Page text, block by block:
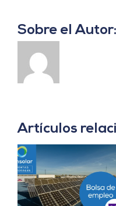
Sobre el Autor:
Artículos
Project
Madrid